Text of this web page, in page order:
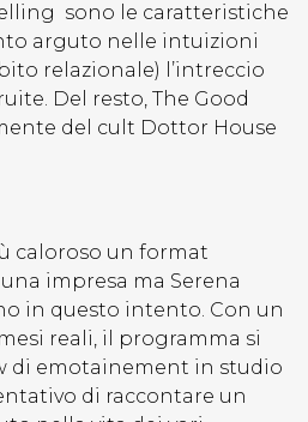
sono le caratteristiche
arguto nelle intuizioni
relazionale) l’intreccio
Del resto, The Good
del cult Dottor House
caloroso un format
impresa ma Serena
in questo intento. Con un
reali, il programma si
di emotainement in studio
di raccontare un